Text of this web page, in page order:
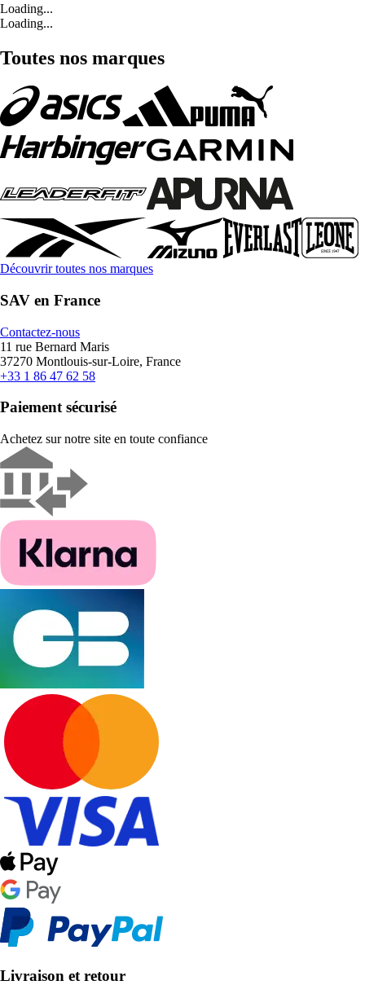
Loading...
Loading...
Toutes nos marques
Découvrir toutes nos marques
SAV en France
Contactez-nous
11 rue Bernard Maris
37270 Montlouis-sur-Loire, France
+33 1 86 47 62 58
Paiement sécurisé
Achetez sur notre site en toute confiance
Livraison et retour